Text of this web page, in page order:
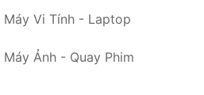
Máy Vi Tính - Laptop
Máy Ảnh - Quay Phim